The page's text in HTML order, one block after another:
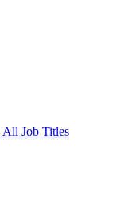
All Job Titles